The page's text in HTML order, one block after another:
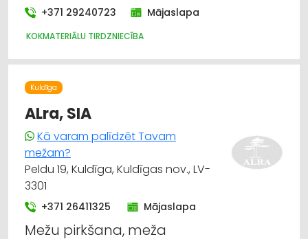
+371 29240723 Mājaslapa
KOKMATERIĀLU TIRDZNIECĪBA
Kuldīga
ALra, SIA
Kā varam palīdzēt Tavam
mežam?
Peldu 19, Kuldīga, Kuldīgas nov., LV-
3301
+371 26411325 Mājaslapa
Mežu pirkšana, meža